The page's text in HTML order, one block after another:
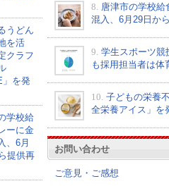
うどん
を活
クラフ
」を発
学校給
ーに金
、6月
提供再
8. 唐津市の学校給
混入、6月29日か
9. 学生スポーツ競
も採用担当者は体
10. 子どもの栄養
全栄養アイス」を
お問い合わせ
ご意見・ご感想